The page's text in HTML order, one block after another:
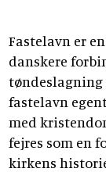
Fastelavn er
danskere
tøndeslagning
fastelavn
med
fejres som en
kirkens